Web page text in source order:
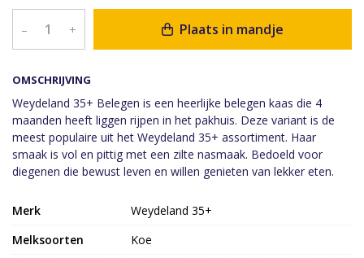
OMSCHRIJVING
Weydeland 35+ Belegen is een heerlijke belegen kaas die 4
maanden heeft liggen rijpen in het pakhuis. Deze variant is de
meest populaire uit het Weydeland 35+ assortiment. Haar
smaak is vol en pittig met een zilte nasmaak. Bedoeld voor
diegenen die bewust leven en willen genieten van lekker eten.
– + Plaats in mandje
Merk
Weydeland 35+
Melksoorten
Koe